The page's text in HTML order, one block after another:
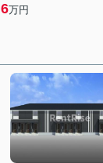
6万円